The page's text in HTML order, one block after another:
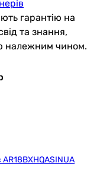
гарантію на
та знання,
належним чином.